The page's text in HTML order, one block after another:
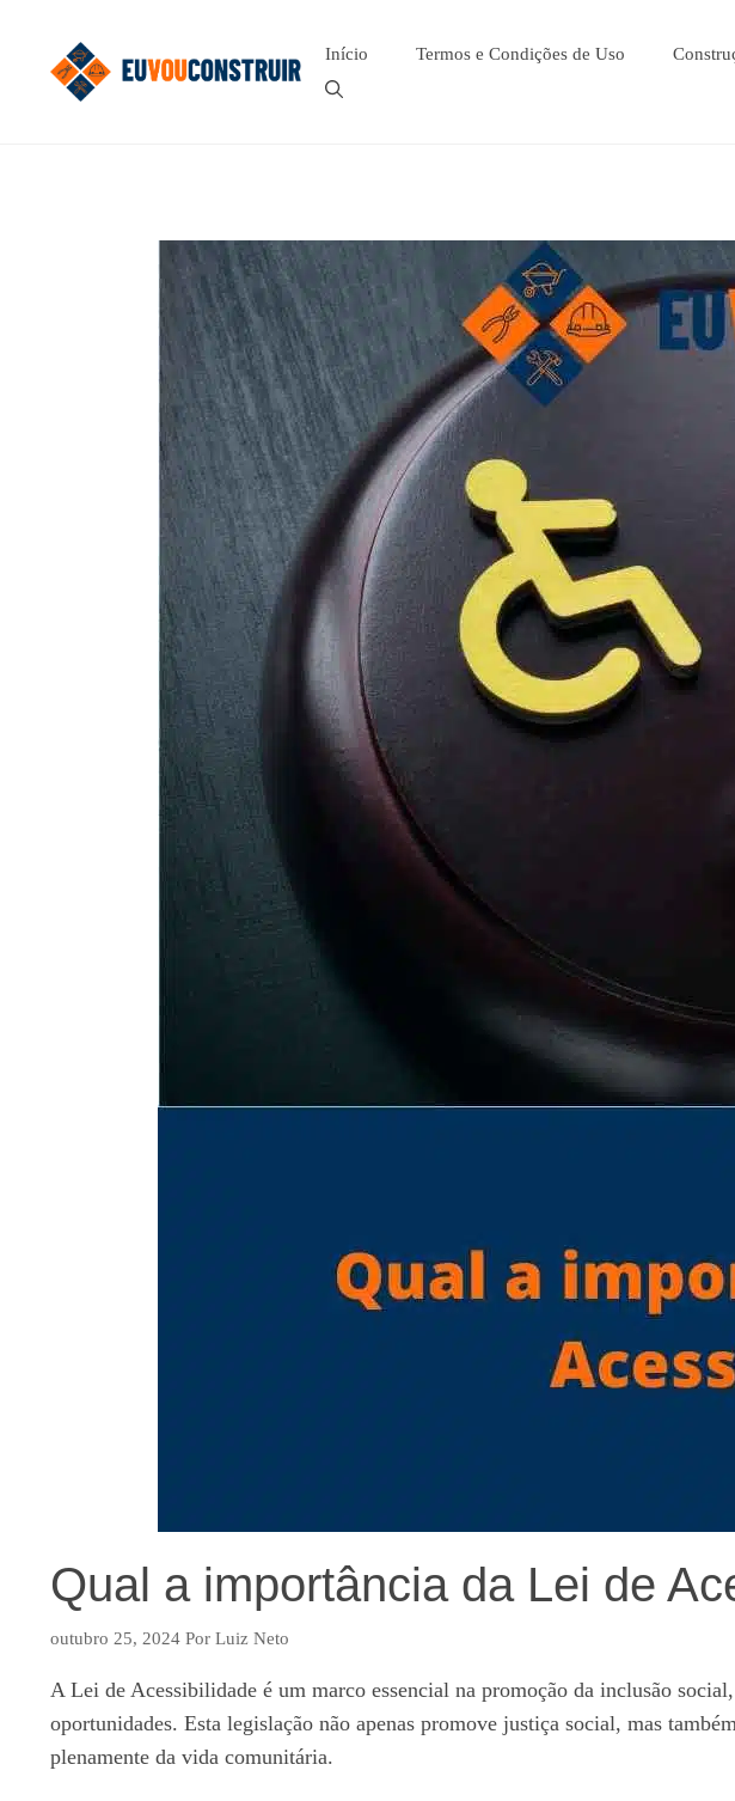
Início Termos e Condições de Uso
Qual a importância da Lei de
outubro 25, 2024 Por Luiz Neto
A Lei de Acessibilidade é um marco essencial na promoção da inclusão
oportunidades. Esta legislação não apenas promove justiça social, mas
plenamente da vida comunitária.